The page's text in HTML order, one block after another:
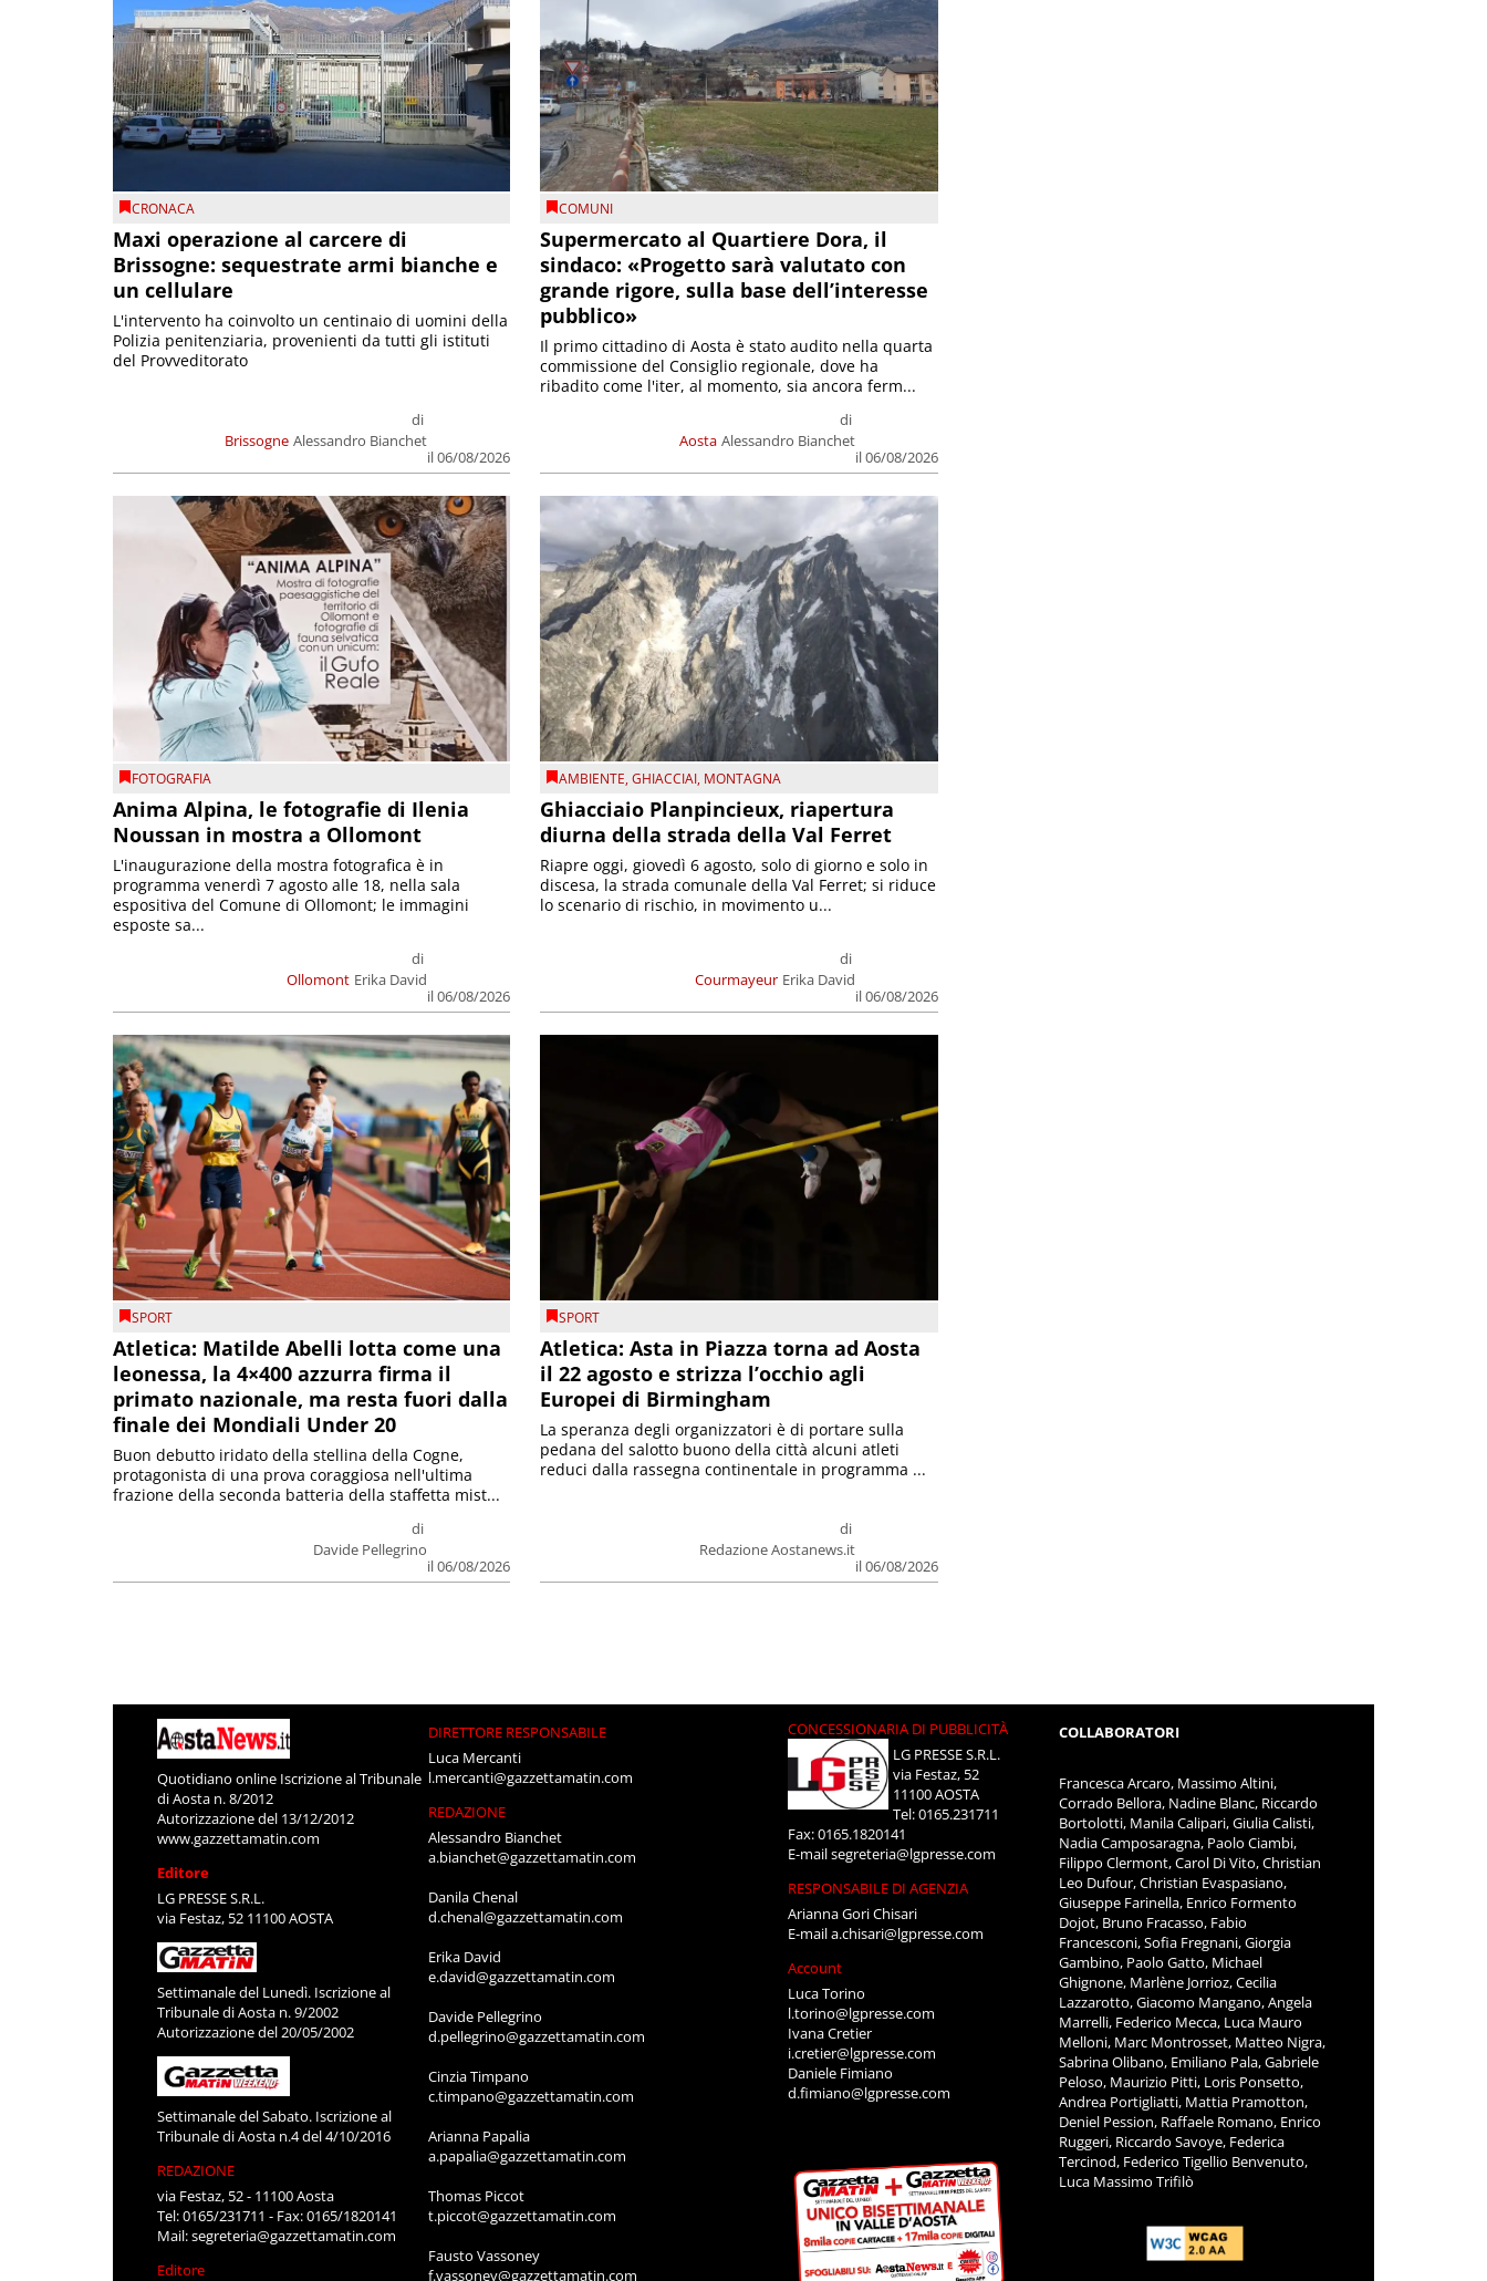
CRONACA
Maxi operazione al carcere di
Brissogne: sequestrate armi bianche e
un cellulare
Brissogne
di
Alessandro Bianchet
il 06/08/2026
L'intervento ha coinvolto un centinaio di uomini della
Polizia penitenziaria, provenienti da tutti gli istituti
del Provveditorato
COMUNI
Supermercato al Quartiere Dora, il
sindaco: «Progetto sarà valutato con
grande rigore, sulla base dell’interesse
pubblico»
Aosta
di
Alessandro Bianchet
il 06/08/2026
Il primo cittadino di Aosta è stato audito nella quarta
commissione del Consiglio regionale, dove ha
ribadito come l'iter, al momento, sia ancora ferm...
FOTOGRAFIA
Anima Alpina, le fotografie di Ilenia
Noussan in mostra a Ollomont
Ollomont
di
Erika David
il 06/08/2026
L'inaugurazione della mostra fotografica è in
programma venerdì 7 agosto alle 18, nella sala
espositiva del Comune di Ollomont; le immagini
esposte sa...
AMBIENTE,GHIACCIAI, MONTAGNA
Ghiacciaio Planpincieux, riapertura
diurna della strada della Val Ferret
Courmayeur
di
Erika David
il 06/08/2026
Riapre oggi, giovedì 6 agosto, solo di giorno e solo in
discesa, la strada comunale della Val Ferret; si riduce
lo scenario di rischio, in movimento u...
SPORT
Atletica: Matilde Abelli lotta come una
leonessa, la 4×400 azzurra firma il
primato nazionale, ma resta fuori dalla
finale dei Mondiali Under 20
di
Davide Pellegrino
il 06/08/2026
Buon debutto iridato della stellina della Cogne,
protagonista di una prova coraggiosa nell'ultima
frazione della seconda batteria della staffetta mist...
SPORT
Atletica: Asta in Piazza torna ad Aosta
il 22 agosto e strizza l’occhio agli
Europei di Birmingham
di
Redazione Aostanews.it
il 06/08/2026
La speranza degli organizzatori è di portare sulla
pedana del salotto buono della città alcuni atleti
reduci dalla rassegna continentale in programma ...
Quotidiano online Iscrizione al Tribunale
di Aosta n. 8/2012
Autorizzazione del 13/12/2012
www.gazzettamatin.com
Editore
LG PRESSE S.R.L.
via Festaz, 52 11100 AOSTA
Settimanale del Lunedì. Iscrizione al
Tribunale di Aosta n. 9/2002
Autorizzazione del 20/05/2002
Settimanale del Sabato. Iscrizione al
Tribunale di Aosta n.4 del 4/10/2016
REDAZIONE
via Festaz, 52 - 11100 Aosta
Tel: 0165/231711 - Fax: 0165/1820141
Mail:segreteria@gazzettamatin.com
Editore
DIRETTORE RESPONSABILE
Luca Mercanti
l.mercanti@gazzettamatin.com
REDAZIONE
Alessandro Bianchet
a.bianchet@gazzettamatin.com
Danila Chenal
d.chenal@gazzettamatin.com
Erika David
e.david@gazzettamatin.com
Davide Pellegrino
d.pellegrino@gazzettamatin.com
Cinzia Timpano
c.timpano@gazzettamatin.com
Arianna Papalia
a.papalia@gazzettamatin.com
Thomas Piccot
t.piccot@gazzettamatin.com
Fausto Vassoney
f.vassoney@gazzettamatin.com
CONCESSIONARIA DI PUBBLICITÀ
LG PRESSE S.R.L.
via Festaz, 52
11100 AOSTA
Tel: 0165.231711
Fax: 0165.1820141
E-mailsegreteria@lgpresse.com
RESPONSABILE DI AGENZIA
Arianna Gori Chisari
E-maila.chisari@lgpresse.com
Account
Luca Torino
l.torino@lgpresse.com
Ivana Cretier
i.cretier@lgpresse.com
Daniele Fimiano
d.fimiano@lgpresse.com
COLLABORATORI
Francesca Arcaro, Massimo Altini,
Corrado Bellora, Nadine Blanc, Riccardo
Bortolotti, Manila Calipari, Giulia Calisti,
Nadia Camposaragna, Paolo Ciambi,
Filippo Clermont, Carol Di Vito, Christian
Leo Dufour, Christian Evaspasiano,
Giuseppe Farinella, Enrico Formento
Dojot, Bruno Fracasso, Fabio
Francesconi, Sofia Fregnani, Giorgia
Gambino, Paolo Gatto, Michael
Ghignone, Marlène Jorrioz, Cecilia
Lazzarotto, Giacomo Mangano, Angela
Marrelli, Federico Mecca, Luca Mauro
Melloni, Marc Montrosset, Matteo Nigra,
Sabrina Olibano, Emiliano Pala, Gabriele
Peloso, Maurizio Pitti, Loris Ponsetto,
Andrea Portigliatti, Mattia Pramotton,
Deniel Pession, Raffaele Romano, Enrico
Ruggeri, Riccardo Savoye, Federica
Tercinod, Federico Tigellio Benvenuto,
Luca Massimo Trifilò